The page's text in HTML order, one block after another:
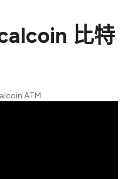
比特
ATM